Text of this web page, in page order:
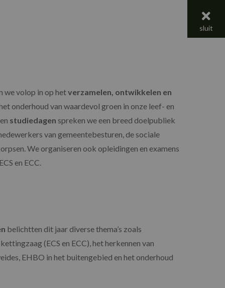
menu
sluit
we volop in op hetverzamelen, ontwikkelen en
onderhoud van waardevol groen in onze leef- en
studiedagen spreken we een breed doelpubliek
van gemeentebesturen, de sociale
We organiseren ook opleidingen en examens
en ECC.
belichtten dit jaar diverse thema’s zoals
(ECS en ECC), het herkennen van
EHBO in het buitengebied en het onderhoud